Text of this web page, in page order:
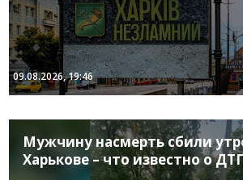
09.08.2026, 19:46
Мужчину насмерть сбили
Харькове – что известно о